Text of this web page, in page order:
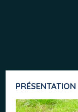
PRÉSENTATION